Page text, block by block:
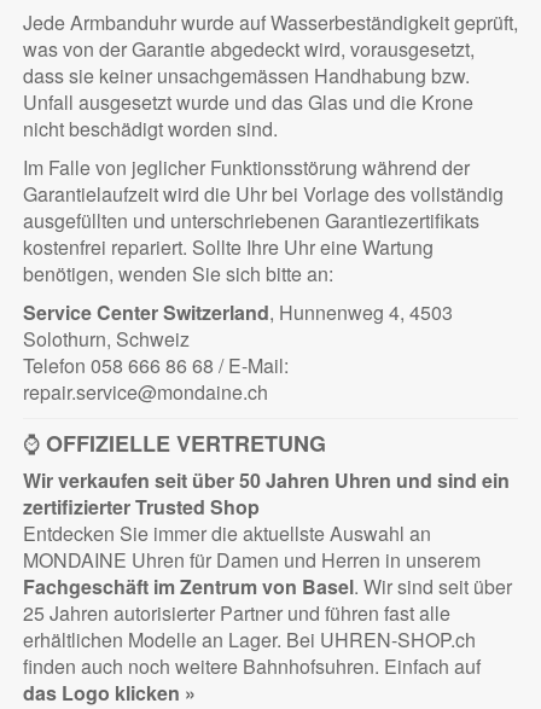
Jede Armbanduhr wurde auf Wasserbeständigkeit geprüft,
was von der Garantie abgedeckt wird, vorausgesetzt,
dass sie keiner unsachgemässen Handhabung bzw.
Unfall ausgesetzt wurde und das Glas und die Krone
nicht beschädigt worden sind.
Im Falle von jeglicher Funktionsstörung während der
Garantielaufzeit wird die Uhr bei Vorlage des vollständig
ausgefüllten und unterschriebenen Garantiezertifikats
kostenfrei repariert. Sollte Ihre Uhr eine Wartung
benötigen, wenden Sie sich bitte an:
Service Center Switzerland, Hunnenweg 4, 4503
Solothurn, Schweiz
Telefon 058 666 86 68 / E-Mail:
repair.service@mondaine.ch
⌚OFFIZIELLE VERTRETUNG
Wir verkaufen seit über 50 Jahren Uhren und sind ein
zertifizierterTrusted Shop
Entdecken Sie immer die aktuellste Auswahl an
MONDAINE Uhren für Damen und Herren in unserem
Fachgeschäft im Zentrum von Basel. Wir sind seit über
25 Jahren autorisierter Partner und führen fast alle
erhältlichen Modelle an Lager. Bei UHREN-SHOP.ch
finden auch noch weitere Bahnhofsuhren. Einfach auf
das Logo klicken »